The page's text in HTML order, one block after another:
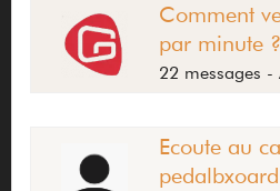
Comment
par minute ?
22 messages
Ecoute au